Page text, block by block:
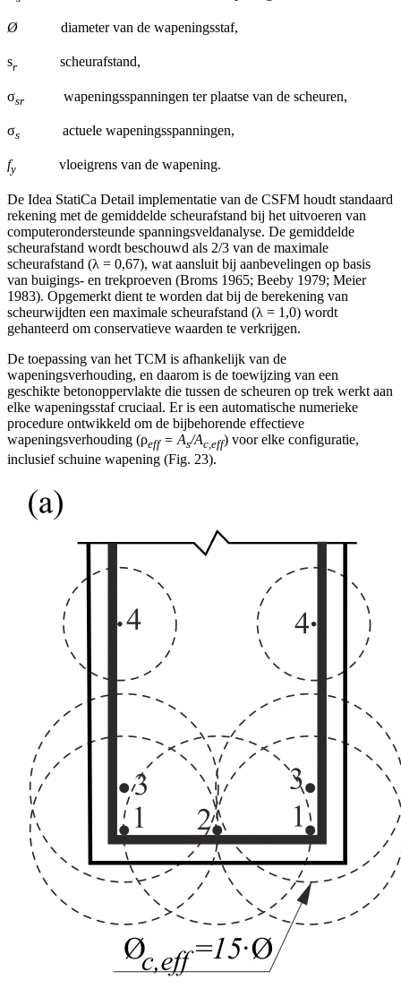
Ø diameter van de wapeningsstaf,
sr scheurafstand,
σsr wapeningsspanningen ter plaatse van de scheuren,
σs actuele wapeningsspanningen,
fy vloeigrens van de wapening.
De Idea StatiCa Detail implementatie van de CSFM houdt standaard
rekening met de gemiddelde scheurafstand bij het uitvoeren van
computerondersteunde spanningsveldanalyse. De gemiddelde
scheurafstand wordt beschouwd als 2/3 van de maximale
scheurafstand (λ = 0,67), wat aansluit bij aanbevelingen op basis
van buigings- en trekproeven (Broms 1965; Beeby 1979; Meier
1983). Opgemerkt dient te worden dat bij de berekening van
scheurwijdten een maximale scheurafstand (λ = 1,0) wordt
gehanteerd om conservatieve waarden te verkrijgen.
De toepassing van het TCM is afhankelijk van de
wapeningsverhouding, en daarom is de toewijzing van een
geschikte betonoppervlakte die tussen de scheuren op trek werkt aan
elke wapeningsstaf cruciaal. Er is een automatische numerieke
procedure ontwikkeld om de bijbehorende effectieve
wapeningsverhouding (ρeff= As/Ac,eff) voor elke configuratie,
inclusief schuine wapening (Fig. 23).